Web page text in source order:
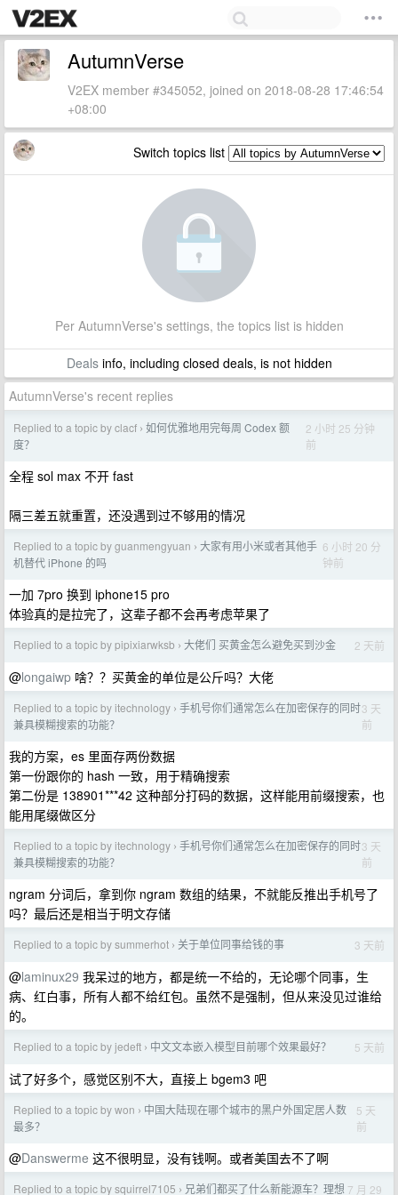
AutumnVerse
V2EX member #345052, joined on 2018-08-28 17:46:54
+08:00
Switch topics list
Per AutumnVerse's settings, the topics list is hidden
Dealsinfo, including closed deals, is not hidden
AutumnVerse's recent replies
Replied to a topic by clacf › 如何优雅地用完每周 Codex 额
度？
2 小时 25 分钟
前
全程 sol max 不开 fast
隔三差五就重置，还没遇到过不够用的情况
Replied to a topic by guanmengyuan › 大家有用小米或者其他手
机替代 iPhone 的吗
6 小时 20 分
钟前
一加 7pro 换到 iphone15 pro
体验真的是拉完了，这辈子都不会再考虑苹果了
Replied to a topic by pipixiarwksb › 大佬们 买黄金怎么避免买到沙金 2 天前
@longaiwp 啥？？买黄金的单位是公斤吗？大佬
Replied to a topic by itechnology › 手机号你们通常怎么在加密保存的同时
兼具模糊搜索的功能？
3 天
前
我的方案，es 里面存两份数据
第一份跟你的 hash 一致，用于精确搜索
第二份是 138901***42 这种部分打码的数据，这样能用前缀搜索，也
能用尾缀做区分
Replied to a topic by itechnology › 手机号你们通常怎么在加密保存的同时
兼具模糊搜索的功能？
3 天
前
ngram 分词后，拿到你 ngram 数组的结果，不就能反推出手机号了
吗？最后还是相当于明文存储
Replied to a topic by summerhot › 关于单位同事给钱的事 3 天前
@laminux29 我呆过的地方，都是统一不给的，无论哪个同事，生
病、红白事，所有人都不给红包。虽然不是强制，但从来没见过谁给
的。
Replied to a topic by jedeft › 中文文本嵌入模型目前哪个效果最好？ 5 天前
试了好多个，感觉区别不大，直接上 bgem3 吧
Replied to a topic by won › 中国大陆现在哪个城市的黑户外国定居人数
最多？
5 天
前
@Danswerme 这不很明显，没有钱啊。或者美国去不了啊
Replied to a topic by squirrel7105 › 兄弟们都买了什么新能源车？理想 7 月 29